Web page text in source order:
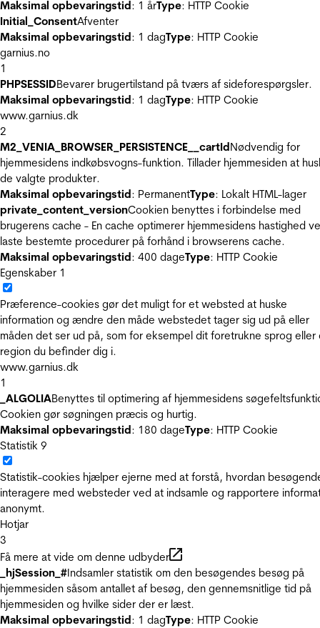
Maksimal opbevaringstid: 1 årType: HTTP Cookie
Initial_ConsentAfventer
Maksimal opbevaringstid: 1 dagType: HTTP Cookie
garnius.no
1
PHPSESSIDBevarer brugertilstand på tværs af sideforespørgsler.
Maksimal opbevaringstid: 1 dagType: HTTP Cookie
www.garnius.dk
2
M2_VENIA_BROWSER_PERSISTENCE__cartIdNødvendig for
hjemmesidens indkøbsvogns-funktion. Tillader hjemmesiden at
de valgte produkter.
Maksimal opbevaringstid: PermanentType: Lokalt HTML-lager
private_content_versionCookien benyttes i forbindelse med
brugerens cache - En cache optimerer hjemmesidens hastighed
laste bestemte procedurer på forhånd i browserens cache.
Maksimal opbevaringstid: 400 dageType: HTTP Cookie
Egenskaber 1
Præference-cookies gør det muligt for et websted at huske
information og ændre den måde webstedet tager sig ud på eller
måden det ser ud på, som for eksempel dit foretrukne sprog eller
region du befinder dig i.
www.garnius.dk
1
_ALGOLIABenyttes til optimering af hjemmesidens
Cookien gør søgningen præcis og hurtig.
Maksimal opbevaringstid: 180 dageType: HTTP Cookie
Statistik 9
Statistik-cookies hjælper ejerne med at forstå, hvordan
interagere med websteder ved at indsamle og rapportere
anonymt.
Hotjar
3
Få mere at vide om denne udbyder
_hjSession_#Indsamler statistik om den besøgendes besøg på
hjemmesiden såsom antallet af besøg, den gennemsnitlige tid på
hjemmesiden og hvilke sider der er læst.
Maksimal opbevaringstid: 1 dagType: HTTP Cookie